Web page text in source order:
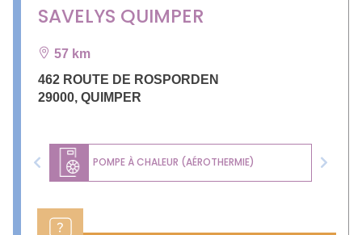
SAVELYS QUIMPER
57 km
462 ROUTE DE ROSPORDEN
29000, QUIMPER
POMPE À CHALEUR (AÉROTHERMIE)
Previous Next